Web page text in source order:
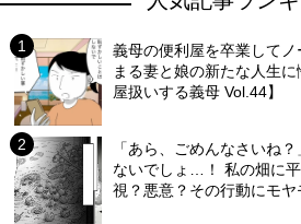
義母の便利屋を卒業して
まる妻と娘の新たな人生
屋扱いする義母 Vol.44】
「あら、ごめんなさいね
ないでしょ…！ 私の畑に
視？悪意？その行動にモ